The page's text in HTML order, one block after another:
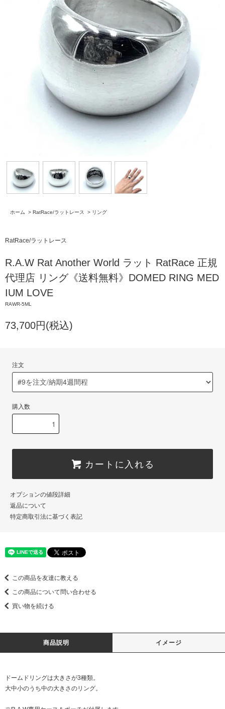
ホーム > RatRace/ラットレース > リング
RatRace/ラットレース
R.A.W Rat Another World ラット RatRace 正規
代理店 リング《送料無料》DOMED RING MED
IUM LOVE
RAWR-5ML
73,700円(税込)
注文
購入数
カートに入れる
オプションの値段詳細
返品について
特定商取引法に基づく表記
この商品を友達に教える
この商品について問い合わせる
買い物を続ける
商品説明 イメージ
ドームドリングは大きさが3種類。
大中小のうち中の大きさのリング。